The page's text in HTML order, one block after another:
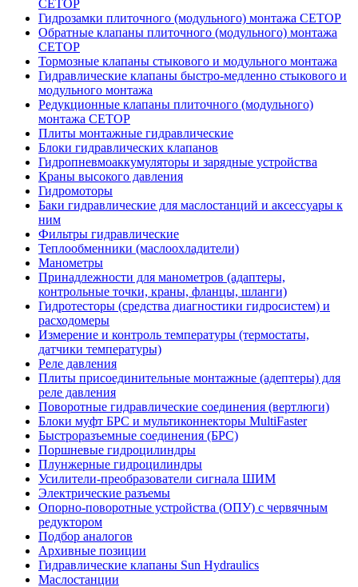
CETOP
Гидрозамки плиточного (модульного) монтажа CETOP
Обратные клапаны плиточного (модульного) монтажа
CETOP
Тормозные клапаны стыкового и модульного монтажа
Гидравлические клапаны быстро-медленно стыкового и
модульного монтажа
Редукционные клапаны плиточного (модульного)
монтажа CETOP
Плиты монтажные гидравлические
Блоки гидравлических клапанов
Гидропневмоаккумуляторы и зарядные устройства
Краны высокого давления
Гидромоторы
Баки гидравлические для маслостанций и аксессуары к
ним
Фильтры гидравлические
Теплообменники (маслоохладители)
Манометры
Принадлежности для манометров (адаптеры,
контрольные точки, краны, фланцы, шланги)
Гидротесторы (средства диагностики гидросистем) и
расходомеры
Измерение и контроль температуры (термостаты,
датчики температуры)
Реле давления
Плиты присоединительные монтажные (адептеры) для
реле давления
Поворотные гидравлические соединения (вертлюги)
Блоки муфт БРС и мультиконнекторы MultiFaster
Быстроразъемные соединения (БРС)
Поршневые гидроцилиндры
Плунжерные гидроцилиндры
Усилители-преобразователи сигнала ШИМ
Электрические разъемы
Опорно-поворотные устройства (ОПУ) с червячным
редуктором
Подбор аналогов
Архивные позиции
Гидравлические клапаны Sun Hydraulics
Маслостанции